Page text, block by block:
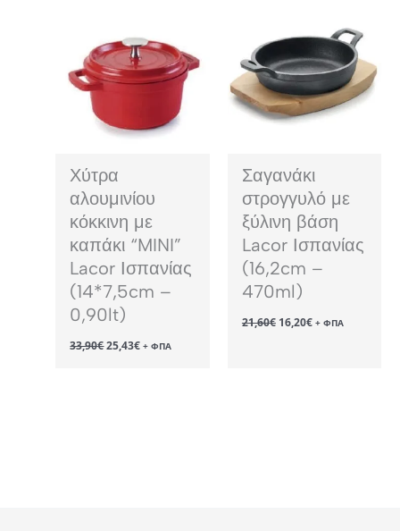
Χύτρα
αλουμινίου
κόκκινη με
καπάκι “MINI”
Lacor Ισπανίας
(14*7,5cm –
0,90lt)
33,90€Original
price
25,43€Η+ ΦΠΑ
Σαγανάκι
στρογγυλό με
ξύλινη βάση
Lacor Ισπανίας
(16,2cm –
470ml)
21,60€ Original
price
16,20€Η+ ΦΠΑ